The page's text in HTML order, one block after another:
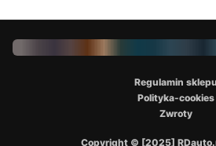
Copyright © [2025]
Regulamin sklepu
Polityka-cookies
Zwroty